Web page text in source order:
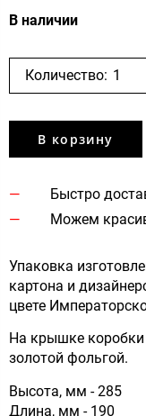
В наличии
Количество:
В корзину
Быстро
Можем
Упаковка
картона и
цвете
На крышке коробки
золотой фольгой.
Высота, мм - 285
Длина, мм - 190